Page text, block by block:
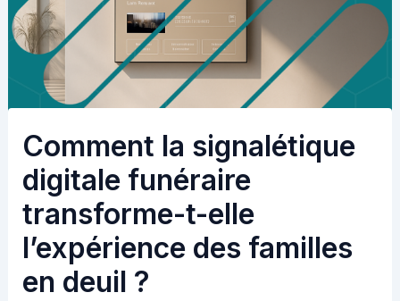
Comment la signalétique
digitale funéraire
transforme-t-elle
l’expérience des familles
en deuil ?